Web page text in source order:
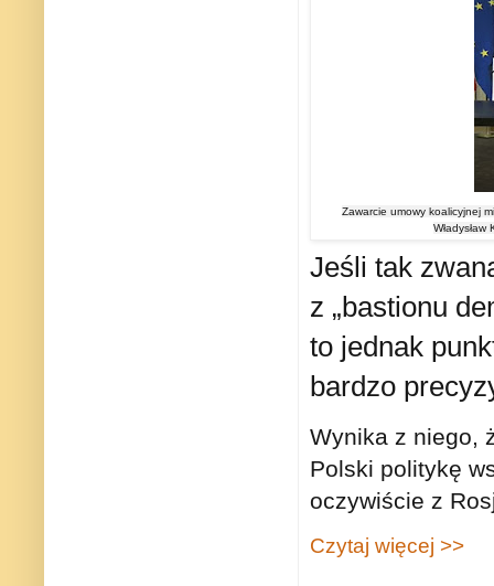
Zawarcie umowy koalicyjnej
Jeśli tak
z „bastionu
to jednak
bardzo
Wynika z niego,
Polski politykę
oczywiście z
Czytaj więcej >>